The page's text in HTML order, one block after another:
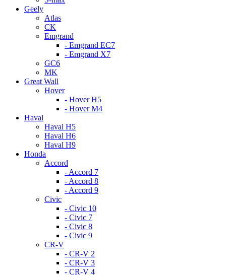
Geely
Atlas
CK
Emgrand
- Emgrand EC7
- Emgrand X7
GC6
MK
Great Wall
Hover
- Hover H5
- Hover M4
Haval
Haval H5
Haval H6
Haval H9
Honda
Accord
- Accord 7
- Accord 8
- Accord 9
Civic
- Civic 10
- Civic 7
- Civic 8
- Civic 9
CR-V
- CR-V 2
- CR-V 3
- CR-V 4